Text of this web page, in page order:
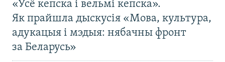
«Усё кепска і вельмі кепска».
Як прайшла дыскусія «Мова, культура,
адукацыя і мэдыя: нябачны фронт
за Беларусь»